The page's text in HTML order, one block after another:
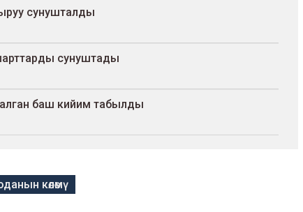
сунушталды
сунуштады
баш кийим табылды
көлөмү